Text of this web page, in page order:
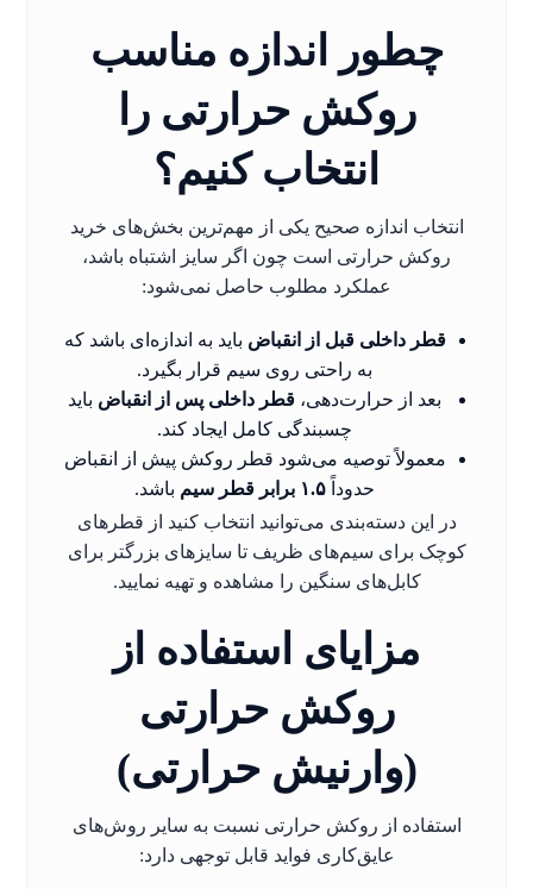
چطور اندازه مناسب
روکش حرارتی را
انتخاب کنیم؟
انتخاب اندازه صحیح یکی از مهم‌ترین بخش‌های خرید
روکش حرارتی است چون اگر سایز اشتباه باشد،
عملکرد مطلوب حاصل نمی‌شود:
قطر داخلی قبل از انقباض باید به اندازه‌ای باشد که
به راحتی روی سیم قرار بگیرد.
بعد از حرارت‌دهی، قطر داخلی پس از انقباض باید
چسبندگی کامل ایجاد کند.
معمولاً توصیه می‌شود قطر روکش پیش از انقباض
حدوداً ۱.۵ برابر قطر سیم
باشد.
در این دسته‌بندی می‌توانید انتخاب کنید از قطرهای
کوچک برای سیم‌های ظریف تا سایزهای بزرگتر برای
کابل‌های سنگین را مشاهده و تهیه نمایید.
مزایای استفاده از
روکش حرارتی
(وارنیش حرارتی)
استفاده از روکش حرارتی نسبت به سایر روش‌های
عایق‌کاری فواید قابل توجهی دارد: